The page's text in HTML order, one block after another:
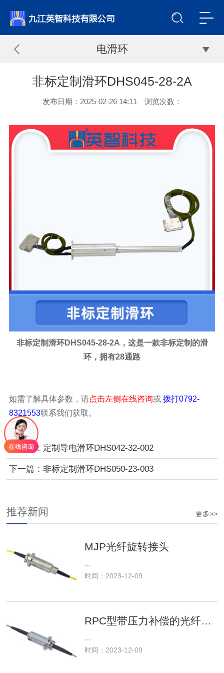
电滑环
非标定制滑环DHS045-28-2A
发布日期：2025-02-26 14:11 浏览次数：
非标定制滑环DHS045-28-2A，这是一款非标定制的滑
环，拥有28通路
如需了解具体参数，请点击左侧在线咨询或 拨打0792-
8321553联系我们获取。
上一篇：定制导电滑环DHS042-32-002
下一篇：非标定制滑环DHS050-23-003
更多>>
推荐新闻
MJP光纤旋转接头
...
时间：2023-12-09
RPC型带压力补偿的光纤旋转接头
...
时间：2023-12-09